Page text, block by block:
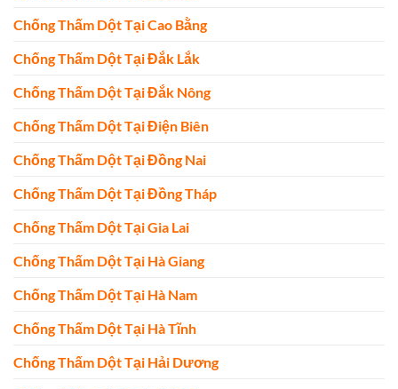
Chống Thấm Dột Tại Cao Bằng
Chống Thấm Dột Tại Đắk Lắk
Chống Thấm Dột Tại Đắk Nông
Chống Thấm Dột Tại Điện Biên
Chống Thấm Dột Tại Đồng Nai
Chống Thấm Dột Tại Đồng Tháp
Chống Thấm Dột Tại Gia Lai
Chống Thấm Dột Tại Hà Giang
Chống Thấm Dột Tại Hà Nam
Chống Thấm Dột Tại Hà Tĩnh
Chống Thấm Dột Tại Hải Dương